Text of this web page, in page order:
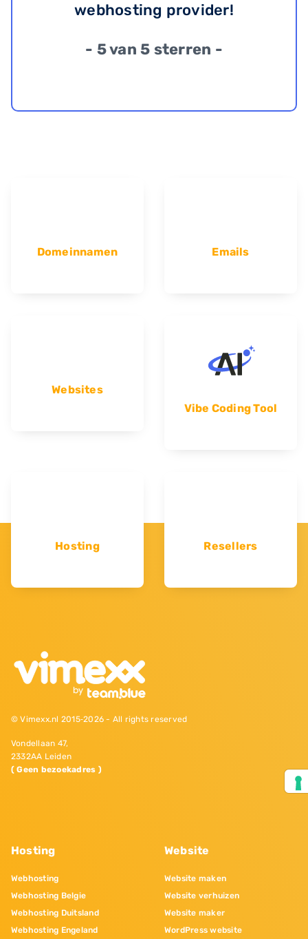
webhosting provider!
- 5 van 5 sterren -
Domeinnamen Emails
Websites
Vibe Coding Tool
Hosting Resellers
© Vimexx.nl 2015‐2026 - All rights reserved
Vondellaan 47,
2332AA Leiden
( Geen bezoekadres )
Hosting
Webhosting
Webhosting Belgie
Webhosting Duitsland
Webhosting Engeland
Website
Website maken
Website verhuizen
Website maker
WordPress website